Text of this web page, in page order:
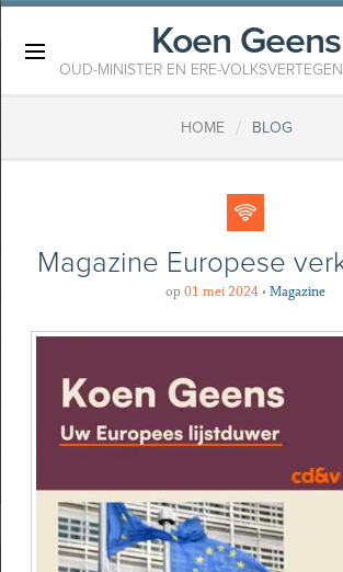
Koen Geens
OUD-MINISTER EN ERE-
HOME / BLOG
Magazine Europese
op01 mei 2024•Magazine